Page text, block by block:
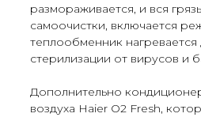
размораживается, и вся
самоочистки, включается
теплообменник нагревается
стерилизации от вирусов и
Дополнительно
воздуха Haier O2 Fresh,